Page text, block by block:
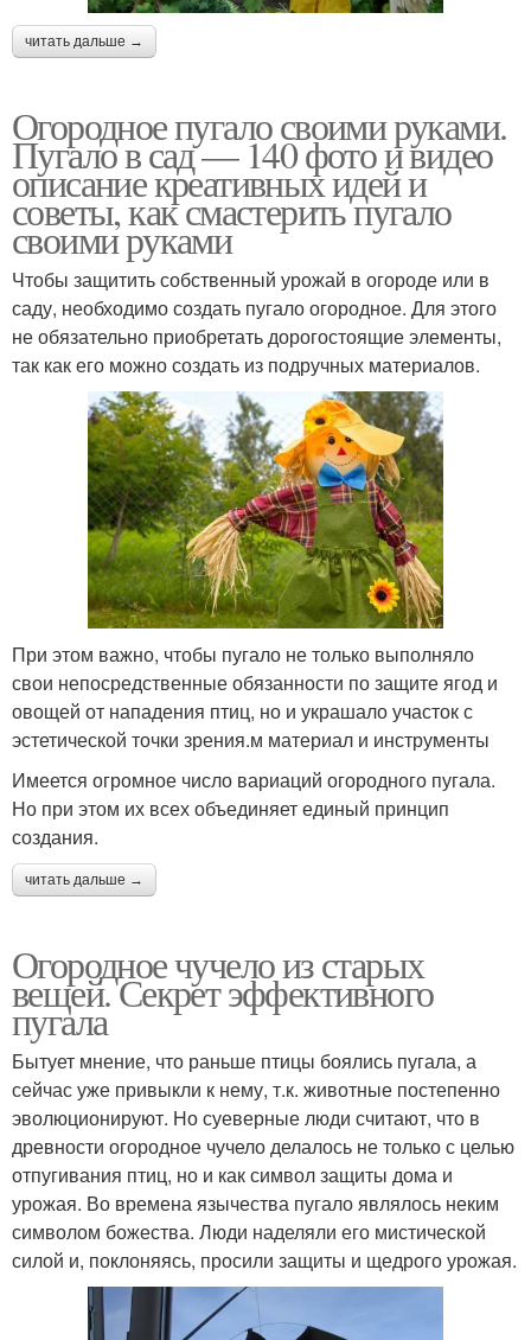
читать дальше →
Огородное пугало своими руками.
Пугало в сад — 140 фото и видео
описание креативных идей и
советы, как смастерить пугало
своими руками
Чтобы защитить собственный урожай в огороде или в
саду, необходимо создать пугало огородное. Для этого
не обязательно приобретать дорогостоящие элементы,
так как его можно создать из подручных материалов.
При этом важно, чтобы пугало не только выполняло
свои непосредственные обязанности по защите ягод и
овощей от нападения птиц, но и украшало участок с
эстетической точки зрения.м материал и инструменты
Имеется огромное число вариаций огородного пугала.
Но при этом их всех объединяет единый принцип
создания.
читать дальше →
Огородное чучело из старых
вещей. Секрет эффективного
пугала
Бытует мнение, что раньше птицы боялись пугала, а
сейчас уже привыкли к нему, т.к. животные постепенно
эволюционируют. Но суеверные люди считают, что в
древности огородное чучело делалось не только с целью
отпугивания птиц, но и как символ защиты дома и
урожая. Во времена язычества пугало являлось неким
символом божества. Люди наделяли его мистической
силой и, поклоняясь, просили защиты и щедрого урожая.